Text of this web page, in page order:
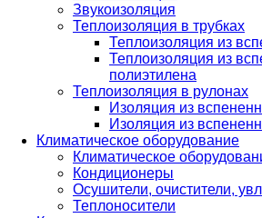
Звукоизоляция
Теплоизоляция в трубках
Теплоизоляция из
Теплоизоляция из
полиэтилена
Теплоизоляция в рулонах
Изоляция из
Изоляция из
Климатическое оборудование
Климатическое
Кондиционеры
Осушители, очистители,
Теплоносители